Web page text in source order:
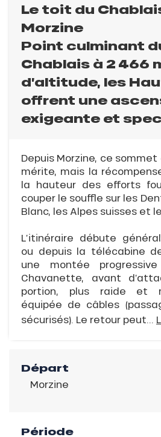
Le toit du
Morzine
Point culminant
Chablais à 2 466
d’altitude, les
offrent une
exigeante et
Depuis Morzine, ce
mérite, mais la
la hauteur des efforts
couper le souffle sur les
Blanc, les Alpes suisses et
L’itinéraire débute
ou depuis la télécabine
une montée
Chavanette, avant
portion, plus raide et
équipée de câbles
sécurisés). Le retour peut...
Départ
Morzine
Période